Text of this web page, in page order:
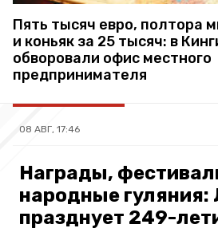
Пять тысяч евро, полтора
и коньяк за 25 тысяч: в
обворовали офис местного
предпринимателя
08 АВГ, 17:46
Награды,
народные гуляния:
празднует 249-